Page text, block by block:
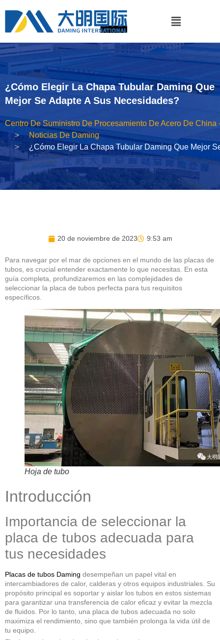
¿Cómo Elegir La Chapa Tubular Daming Que
Mejor Se Adapte A Sus Necesidades?
Centro De Suministro De Procesamiento De Acero De China
Noticias De Daming
¿Cómo Elegir La Chapa Tubular Daming Que Mejor
20 de noviembre de 2023 9:53 am
Para navegar por el mar de opciones en el mundo de las placas de
tubos, es crucial entender exactamente lo que necesitas. En esta
guía completa, profundizaremos en las complejidades de
seleccionar la placa de tubos perfecta para tus requisitos
específicos.
Hoja de tubo
Introducción
Importancia de seleccionar la
placa de tubos adecuada para
tus necesidades
Placas de tubos Daming desempeñan un papel vital en
intercambiadores de calor, calderas y otros equipos industriales. Su
propósito principal es soportar y aislar los tubos en estos sistemas
para garantizar una transferencia de calor eficaz y evitar la mezcla
de fluidos. Por lo tanto, una placa de tubos adecuada no solo
maximiza el rendimiento, sino que también prolonga la vida útil de
tu equipo.